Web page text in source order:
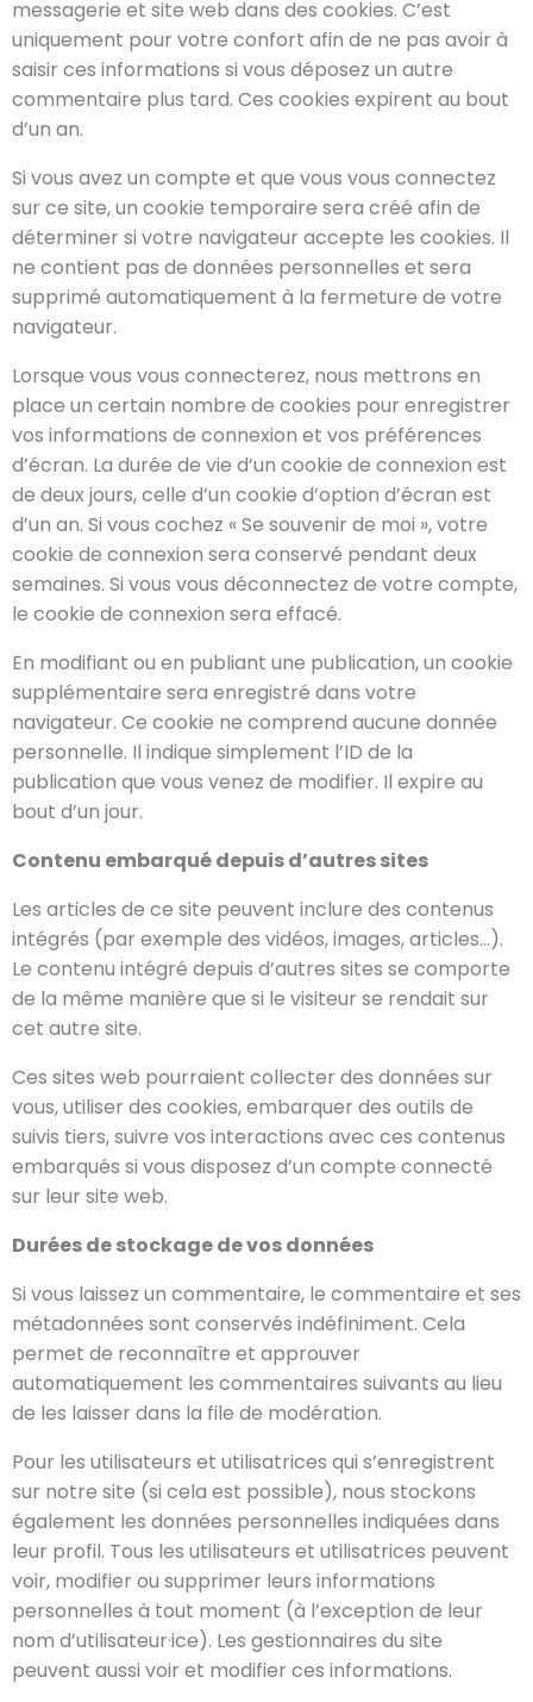
messagerie et site web dans des cookies. C’est
uniquement pour votre confort afin de ne pas avoir à
saisir ces informations si vous déposez un autre
commentaire plus tard. Ces cookies expirent au bout
d’un an.
Si vous avez un compte et que vous vous connectez
sur ce site, un cookie temporaire sera créé afin de
déterminer si votre navigateur accepte les cookies. Il
ne contient pas de données personnelles et sera
supprimé automatiquement à la fermeture de votre
navigateur.
Lorsque vous vous connecterez, nous mettrons en
place un certain nombre de cookies pour enregistrer
vos informations de connexion et vos préférences
d’écran. La durée de vie d’un cookie de connexion est
de deux jours, celle d’un cookie d’option d’écran est
d’un an. Si vous cochez « Se souvenir de moi », votre
cookie de connexion sera conservé pendant deux
semaines. Si vous vous déconnectez de votre compte,
le cookie de connexion sera effacé.
En modifiant ou en publiant une publication, un cookie
supplémentaire sera enregistré dans votre
navigateur. Ce cookie ne comprend aucune donnée
personnelle. Il indique simplement l’ID de la
publication que vous venez de modifier. Il expire au
bout d’un jour.
Contenu embarqué depuis d’autres sites
Les articles de ce site peuvent inclure des contenus
intégrés (par exemple des vidéos, images, articles…).
Le contenu intégré depuis d’autres sites se comporte
de la même manière que si le visiteur se rendait sur
cet autre site.
Ces sites web pourraient collecter des données sur
vous, utiliser des cookies, embarquer des outils de
suivis tiers, suivre vos interactions avec ces contenus
embarqués si vous disposez d’un compte connecté
sur leur site web.
Durées de stockage de vos données
Si vous laissez un commentaire, le commentaire et ses
métadonnées sont conservés indéfiniment. Cela
permet de reconnaître et approuver
automatiquement les commentaires suivants au lieu
de les laisser dans la file de modération.
Pour les utilisateurs et utilisatrices qui s’enregistrent
sur notre site (si cela est possible), nous stockons
également les données personnelles indiquées dans
leur profil. Tous les utilisateurs et utilisatrices peuvent
voir, modifier ou supprimer leurs informations
personnelles à tout moment (à l’exception de leur
nom d’utilisateur·ice). Les gestionnaires du site
peuvent aussi voir et modifier ces informations.